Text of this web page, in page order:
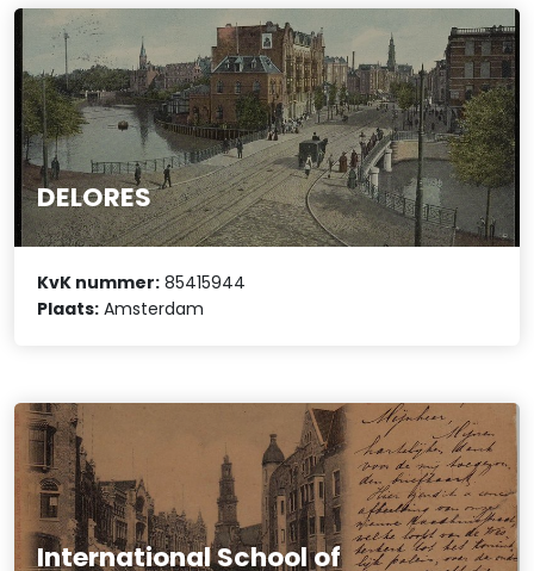
DELORES
KvK nummer: 85415944
Plaats: Amsterdam
International School of